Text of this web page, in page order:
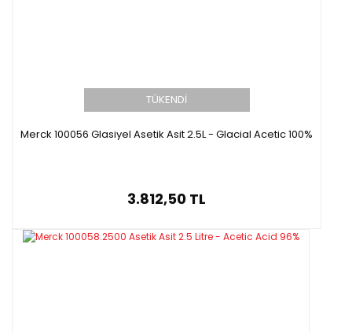
TÜKENDİ
Merck 100056 Glasiyel Asetik Asit 2.5L - Glacial Acetic 100%
3.812,50 TL